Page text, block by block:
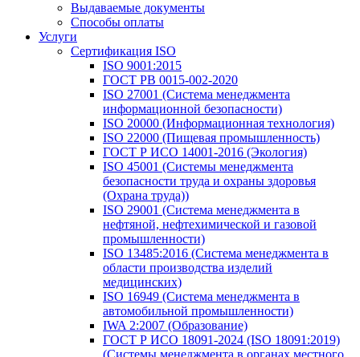
Выдаваемые документы
Способы оплаты
Услуги
Сертификация ISO
ISO 9001:2015
ГОСТ РВ 0015-002-2020
ISO 27001 (Система менеджмента
информационной безопасности)
ISO 20000 (Информационная технология)
ISO 22000 (Пищевая промышленность)
ГОСТ Р ИСО 14001-2016 (Экология)
ISO 45001 (Системы менеджмента
безопасности труда и охраны здоровья
(Охрана труда))
ISO 29001 (Система менеджмента в
нефтяной, нефтехимической и газовой
промышленности)
ISO 13485:2016 (Система менеджмента в
области производства изделий
медицинских)
ISO 16949 (Система менеджмента в
автомобильной промышленности)
IWA 2:2007 (Образование)
ГОСТ Р ИСО 18091-2024 (ISO 18091:2019)
(Системы менеджмента в органах местного